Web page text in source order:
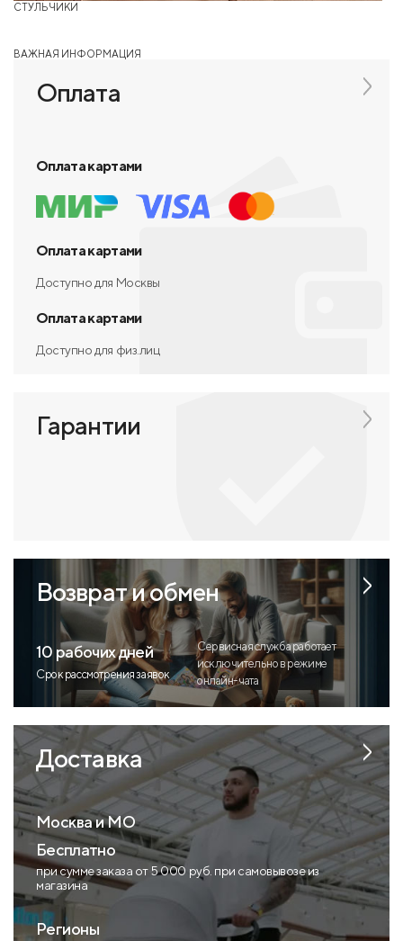
СТУЛЬЧИКИ
ВАЖНАЯ ИНФОРМАЦИЯ
Оплата
Оплата картами
Оплата картами
Доступно для Москвы
Оплата картами
Доступно для физ.лиц
Гарантии
Возврат и обмен
10 рабочих дней
Срок рассмотрения заявок
Сервисная служба работает
исключительно в режиме
онлайн-чата
Доставка
Москва и МО
Бесплатно
при сумме заказа от 5 000 руб. при самовывозе из
магазина
Регионы